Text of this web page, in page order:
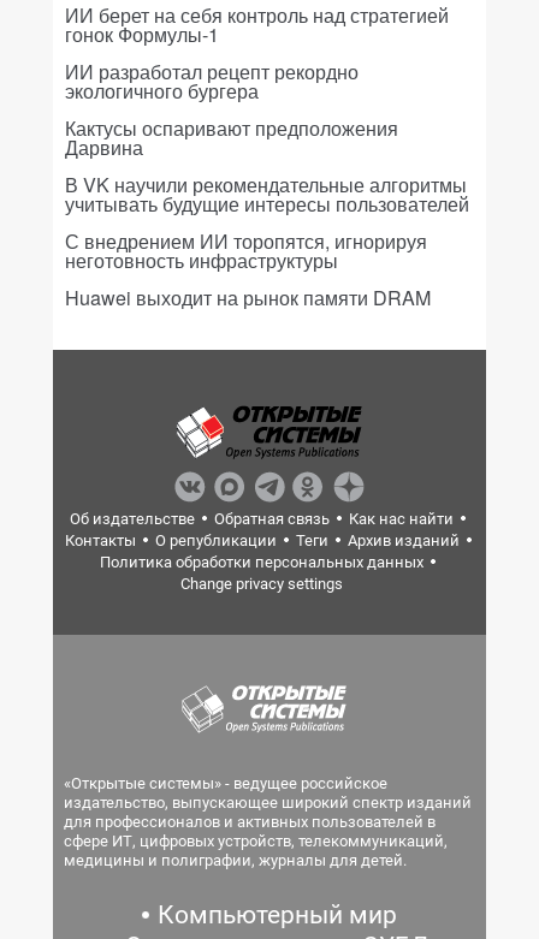
ИИ берет на себя контроль над стратегией
гонок Формулы-1
ИИ разработал рецепт рекордно
экологичного бургера
Кактусы оспаривают предположения
Дарвина
В VK научили рекомендательные алгоритмы
учитывать будущие интересы пользователей
С внедрением ИИ торопятся, игнорируя
неготовность инфраструктуры
Huawei выходит на рынок памяти DRAM
Об издательстве Обратная связь
Как нас найти
Контакты
О републикации Теги
Архив изданий
Политика обработки персональных данных
Change privacy settings
«Открытые системы» - ведущее российское
издательство, выпускающее широкий спектр изданий
для профессионалов и активных пользователей в
сфере ИТ, цифровых устройств, телекоммуникаций,
медицины и полиграфии, журналы для детей.
Компьютерный мир